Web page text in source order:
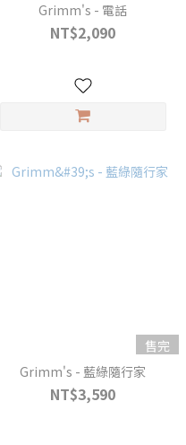
Grimm's - 電話
NT$2,090
售完
Grimm's - 藍綠隨行家
NT$3,590